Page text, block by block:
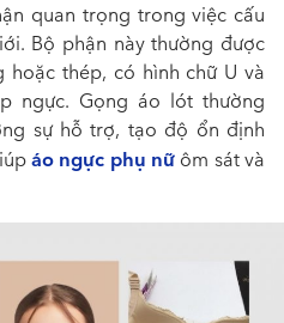
quan trọng trong việc cấu
Bộ phận này thường được
hoặc thép, có hình chữ U và
ngực. Gọng áo lót thường
sự hỗ trợ, tạo độ ổn định
áo ngực phụ nữ ôm sát và